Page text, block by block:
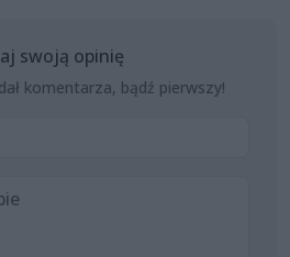
swoją opinię
komentarza, bądź pierwszy!